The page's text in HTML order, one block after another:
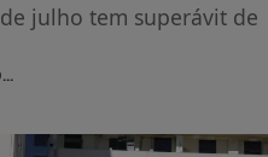
julho tem superávit de